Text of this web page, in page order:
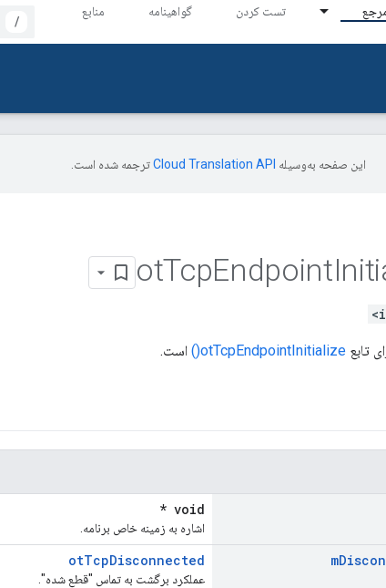
تست کردن گواهینامه منابع
/
این صفحه به‌وسیله ترجمه شده است.
otTcpEndpoint
تابع otTcpEndpointInitialize() است.
void *
اشاره به زمینه خاص برنامه.
m
otTcpDisconnected
عملکرد برگشت به تماس "قطع شده".